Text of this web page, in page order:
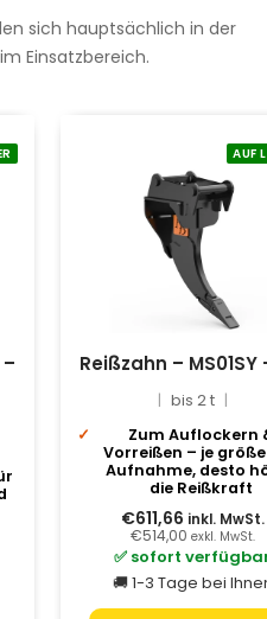
sich hauptsächlich in der
Einsatzbereich.
AUF
Reißzahn – MS01SY
bis 2 t
Zum Auflockern
Vorreißen – je
Aufnahme, desto
die Reißkraft
€611,66 inkl. MwSt.
€514,00 exkl. MwSt.
✅ sofort
🚚 1-3 Tage bei